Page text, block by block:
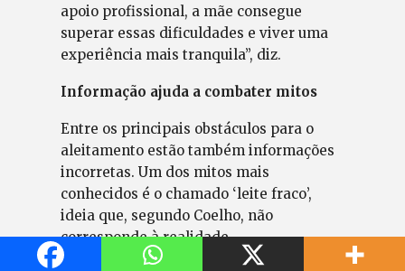
apoio profissional, a mãe consegue
superar essas dificuldades e viver uma
experiência mais tranquila”, diz.
Informação ajuda a combater mitos
Entre os principais obstáculos para o
aleitamento estão também informações
incorretas. Um dos mitos mais
conhecidos é o chamado ‘leite fraco’,
ideia que, segundo Coelho, não
corresponde à realidade.